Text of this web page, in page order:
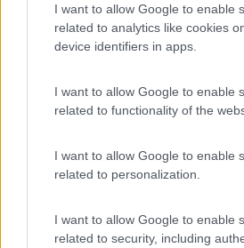
I want to allow Google to enable
related to analytics like cookies
device identifiers in apps.
I want to allow Google to enable
related to functionality of the
I want to allow Google to enable
related to personalization.
I want to allow Google to enable
related to security, including
Area di sosta (AA)
Area sosta camper